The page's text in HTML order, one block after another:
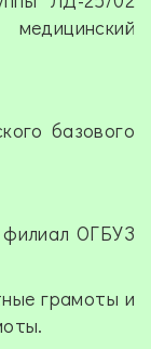
базового
ОГБУЗ
грамоты и